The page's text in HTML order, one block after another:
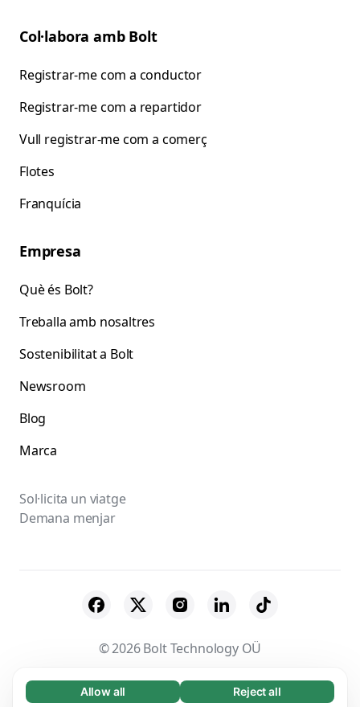
Necessary (65)
Allow all Reject all
Col·labora amb Bolt
Registrar-me com a conductor
Registrar-me com a repartidor
Vull registrar-me com a comerç
Flotes
Franquícia
Empresa
Què és Bolt?
Treballa amb nosaltres
Sostenibilitat a Bolt
Newsroom
Blog
Marca
Sol·licita un viatge
Demana menjar
© 2026 Bolt Technology OÜ
Proveïdors Termes i Condicions Privacitat